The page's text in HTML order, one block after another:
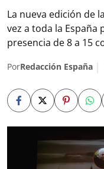
La nueva edición de
vez a toda la
presencia de 8 a 15
PorRedacción España